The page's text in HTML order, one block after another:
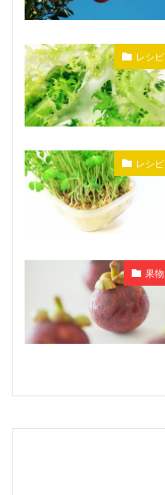
レシピ
レシピ
果物